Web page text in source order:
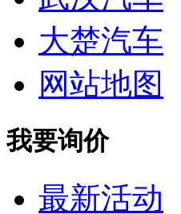
大楚汽车
网站地图
我要询价
最新活动